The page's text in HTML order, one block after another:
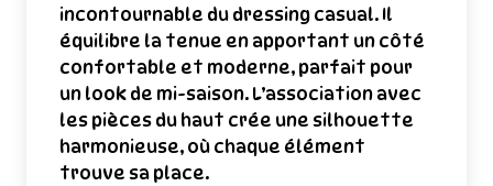
incontournable du dressing casual. Il
équilibre la tenue en apportant un côté
confortable et moderne, parfait pour
un look de mi-saison. L’association avec
les pièces du haut crée une silhouette
harmonieuse, où chaque élément
trouve sa place.